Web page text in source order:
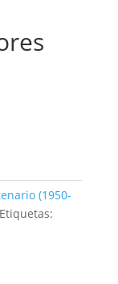
(1950-
Etiquetas: